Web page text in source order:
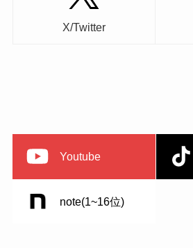
X/Twitter
Youtube
note(1~16位)